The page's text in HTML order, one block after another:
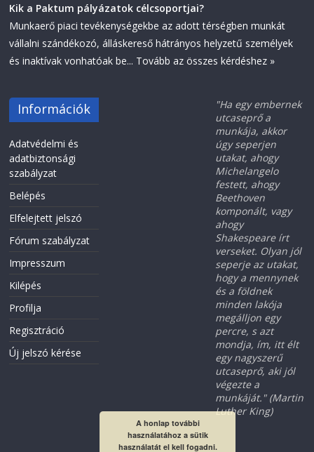
Kik a Paktum pályázatok célcsoportjai?
Munkaerő piaci tevékenységekbe az adott térségben munkát
vállalni szándékozó, álláskereső hátrányos helyzetű személyek
és inaktívak vonhatóak be... Tovább az összes kérdéshez »
Információk
Adatvédelmi és
adatbiztonsági
szabályzat
Belépés
Elfelejtett jelszó
Fórum szabályzat
Impresszum
Kilépés
Profilja
Regisztráció
Új jelszó kérése
"Ha egy embernek
utcaseprő a
munkája, akkor
úgy seperjen
utakat, ahogy
Michelangelo
festett, ahogy
Beethoven
komponált, vagy
ahogy
Shakespeare írt
verseket. Olyan jól
seperje az utakat,
hogy a mennynek
és a földnek
minden lakója
megálljon egy
percre, s azt
mondja, ím, itt élt
egy nagyszerű
utcaseprő, aki jól
végezte a
munkáját." (Martin
Luther King)
A honlap további
használatához a sütik
használatát el kell fogadni.